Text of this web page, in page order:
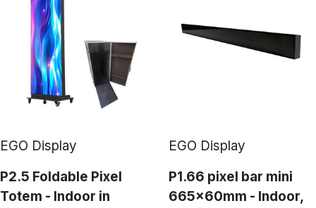
EGO Display
P2.5 Foldable Pixel
Totem - Indoor in
EGO Display
P1.66 pixel bar mini
665x60mm - Indoor,